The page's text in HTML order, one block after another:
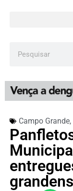
Campo Grande,